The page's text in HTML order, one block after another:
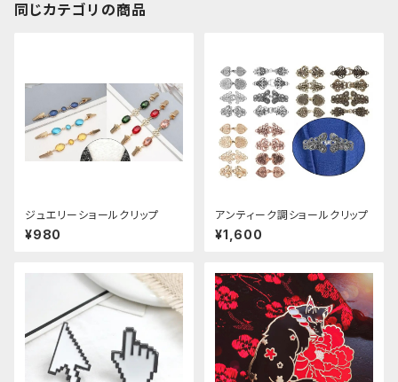
同じカテゴリの商品
ジュエリーショールクリップ
¥980
アンティーク調ショールクリップ
¥1,600